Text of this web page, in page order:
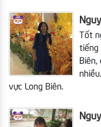
Tốt
tiếng
vực Long Biên.